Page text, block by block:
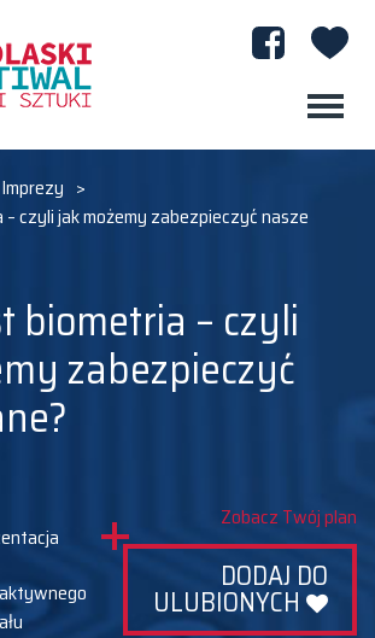
Imprezy >
czyli jak możemy zabezpieczyć nasze
biometria – czyli
zabezpieczyć
Zobacz Twój plan
DODAJ DO
ULUBIONYCH